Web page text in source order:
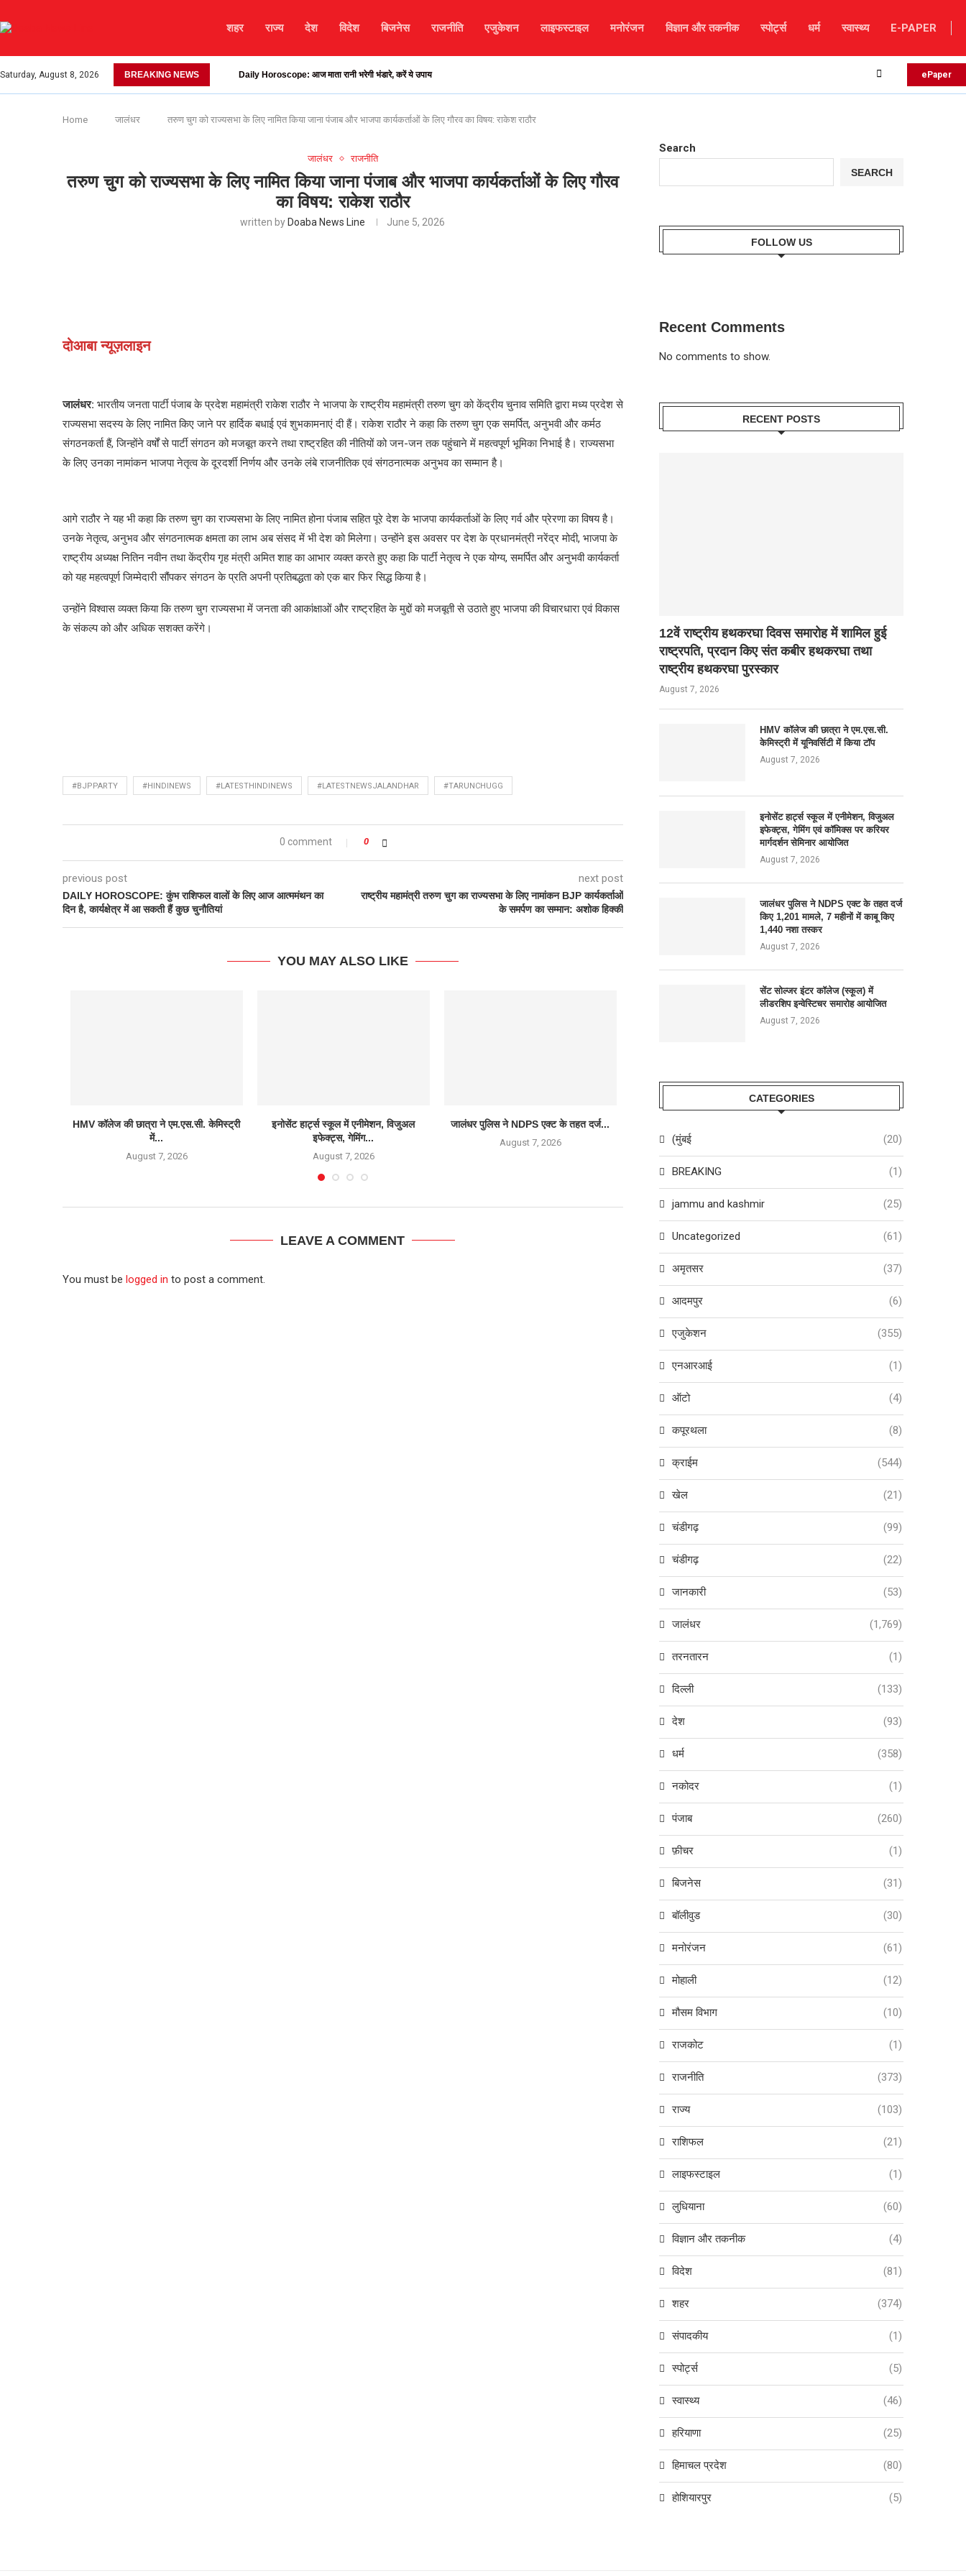
शहर राज्य देश विदेश बिजनेस राजनीति एजुकेशन लाइफस्टाइल मनोरंजन विज्ञान और तकनीक स्पोर्ट्स धर्म स्वास्थ्य E-PAPER
Saturday, August 8, 2026 BREAKING NEWS Daily Horoscope: आज माता रानी भरेगी भंडारे, करें ये उपाय लैंडस्लाइड के कारण चंबा-भरमौर मार्ग अवरुद्ध, हजारों टूरिस्ट फंसे,
ePaper
Home जालंधर तरुण चुग को राज्यसभा के लिए नामित किया जाना पंजाब और भाजपा कार्यकर्ताओं के लिए गौरव का विषय: राकेश राठौर
जालंधर राजनीति
तरुण चुग को राज्यसभा के लिए नामित किया जाना पंजाब और भाजपा कार्यकर्ताओं के लिए गौरव
का विषय: राकेश राठौर
written by Doaba News Line June 5, 2026
दोआबा न्यूज़लाइन
जालंधर: भारतीय जनता पार्टी पंजाब के प्रदेश महामंत्री राकेश राठौर ने भाजपा के राष्ट्रीय महामंत्री तरुण चुग को केंद्रीय चुनाव समिति द्वारा मध्य प्रदेश से
राज्यसभा सदस्य के लिए नामित किए जाने पर हार्दिक बधाई एवं शुभकामनाएं दी हैं। राकेश राठौर ने कहा कि तरुण चुग एक समर्पित, अनुभवी और कर्मठ
संगठनकर्ता हैं, जिन्होंने वर्षों से पार्टी संगठन को मजबूत करने तथा राष्ट्रहित की नीतियों को जन-जन तक पहुंचाने में महत्वपूर्ण भूमिका निभाई है। राज्यसभा
के लिए उनका नामांकन भाजपा नेतृत्व के दूरदर्शी निर्णय और उनके लंबे राजनीतिक एवं संगठनात्मक अनुभव का सम्मान है।
आगे राठौर ने यह भी कहा कि तरुण चुग का राज्यसभा के लिए नामित होना पंजाब सहित पूरे देश के भाजपा कार्यकर्ताओं के लिए गर्व और प्रेरणा का विषय है।
उनके नेतृत्व, अनुभव और संगठनात्मक क्षमता का लाभ अब संसद में भी देश को मिलेगा। उन्होंने इस अवसर पर देश के प्रधानमंत्री नरेंद्र मोदी, भाजपा के
राष्ट्रीय अध्यक्ष नितिन नवीन तथा केंद्रीय गृह मंत्री अमित शाह का आभार व्यक्त करते हुए कहा कि पार्टी नेतृत्व ने एक योग्य, समर्पित और अनुभवी कार्यकर्ता
को यह महत्वपूर्ण जिम्मेदारी सौंपकर संगठन के प्रति अपनी प्रतिबद्धता को एक बार फिर सिद्ध किया है।
उन्होंने विश्वास व्यक्त किया कि तरुण चुग राज्यसभा में जनता की आकांक्षाओं और राष्ट्रहित के मुद्दों को मजबूती से उठाते हुए भाजपा की विचारधारा एवं विकास
के संकल्प को और अधिक सशक्त करेंगे।
#BJPPARTY #HINDINEWS #LATESTHINDINEWS #LATESTNEWSJALANDHAR #TARUNCHUGG
0 comment 0
previous post
DAILY HOROSCOPE: कुंभ राशिफल वालों के लिए आज आत्ममंथन का
दिन है, कार्यक्षेत्र में आ सकती हैं कुछ चुनौतियां
next post
राष्ट्रीय महामंत्री तरुण चुग का राज्यसभा के लिए नामांकन BJP कार्यकर्ताओं
के समर्पण का सम्मान: अशोक हिक्की
YOU MAY ALSO LIKE
HMV कॉलेज की छात्रा ने एम.एस.सी. केमिस्ट्री
में...
August 7, 2026
इनोसेंट हार्ट्स स्कूल में एनीमेशन, विजुअल
इफेक्ट्स, गेमिंग...
August 7, 2026
जालंधर पुलिस ने NDPS एक्ट के तहत दर्ज...
August 7, 2026
August 7, 2026
सिस्टम...
August 7, 2026
LEAVE A COMMENT
You must be logged in to post a comment.
Search
SEARCH
FOLLOW US
Recent Comments
No comments to show.
RECENT POSTS
12वें राष्ट्रीय हथकरघा दिवस समारोह में शामिल हुई
राष्ट्रपति, प्रदान किए संत कबीर हथकरघा तथा
राष्ट्रीय हथकरघा पुरस्कार
August 7, 2026
HMV कॉलेज की छात्रा ने एम.एस.सी.
केमिस्ट्री में यूनिवर्सिटी में किया टॉप
August 7, 2026
इनोसेंट हार्ट्स स्कूल में एनीमेशन, विजुअल
इफेक्ट्स, गेमिंग एवं कॉमिक्स पर करियर
मार्गदर्शन सेमिनार आयोजित
August 7, 2026
जालंधर पुलिस ने NDPS एक्ट के तहत दर्ज
किए 1,201 मामले, 7 महीनों में काबू किए
1,440 नशा तस्कर
August 7, 2026
सेंट सोल्जर इंटर कॉलेज (स्कूल) में
लीडरशिप इन्वेस्टिचर समारोह आयोजित
August 7, 2026
CATEGORIES
(मुंबई (20)
BREAKING (1)
jammu and kashmir (25)
Uncategorized (61)
अमृतसर (37)
आदमपुर (6)
एजुकेशन (355)
एनआरआई (1)
ऑटो (4)
कपूरथला (8)
क्राईम (544)
खेल (21)
चंडीगढ़ (99)
चंडीगढ़ (22)
जानकारी (53)
जालंधर (1,769)
तरनतारन (1)
दिल्ली (133)
देश (93)
धर्म (358)
नकोदर (1)
पंजाब (260)
फ़ीचर (1)
बिजनेस (31)
बॉलीवुड (30)
मनोरंजन (61)
मोहाली (12)
मौसम विभाग (10)
राजकोट (1)
राजनीति (373)
राज्य (103)
राशिफल (21)
लाइफस्टाइल (1)
लुधियाना (60)
विज्ञान और तकनीक (4)
विदेश (81)
शहर (374)
संपादकीय (1)
स्पोर्ट्स (5)
स्वास्थ्य (46)
हरियाणा (25)
हिमाचल प्रदेश (80)
होशियारपुर (5)